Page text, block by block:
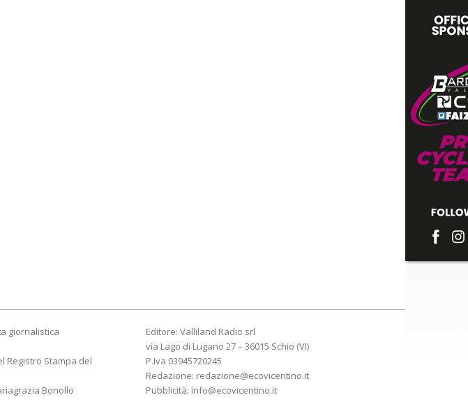
giornalistica
Registro Stampa del
Bonollo
Editore: Valliland Radio srl
via Lago di Lugano 27 – 36015 Schio (VI)
P.Iva 03945720245
Redazione: redazione@ecovicentino.it
Pubblicità: info@ecovicentino.it